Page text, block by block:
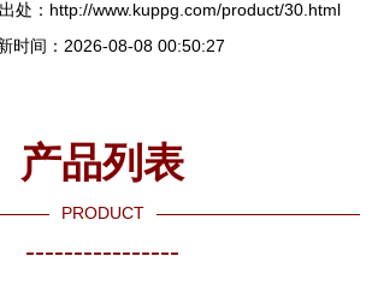
处：http://www.kuppg.com/product/30.html
时间：2026-08-08 00:50:27
产品列表
PRODUCT
----------------